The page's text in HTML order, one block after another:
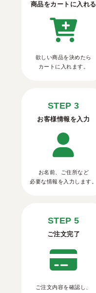
商品をカートに入れる
欲しい商品を決めたら
カートに入れます。
STEP 3
お客様情報を入力
お名前、ご住所など
必要な情報を入力します。
STEP 5
ご注文完了
ご注文内容を確認し、